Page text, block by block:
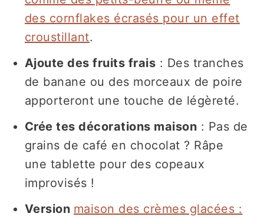
des cornflakes écrasés pour un effet
croustillant.
Ajoute des fruits frais : Des tranches
de banane ou des morceaux de poire
apporteront une touche de légèreté.
Crée tes décorations maison : Pas de
grains de café en chocolat ? Râpe
une tablette pour des copeaux
improvisés !
Version maison des crèmes glacées :